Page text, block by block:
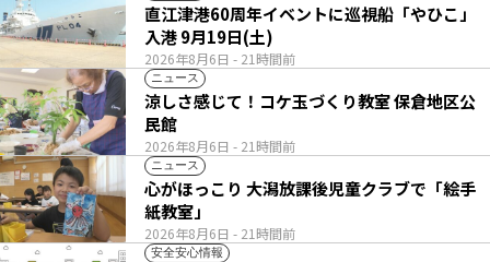
2026年8月6日 - 21時間前
直江津港60周年イベントに巡視船「やひこ」
入港 9月19日(土)
ニュース
2026年8月6日 - 21時間前
涼しさ感じて！コケ玉づくり教室 保倉地区公
民館
ニュース
2026年8月6日 - 21時間前
心がほっこり 大潟放課後児童クラブで「絵手
紙教室」
安全安心情報